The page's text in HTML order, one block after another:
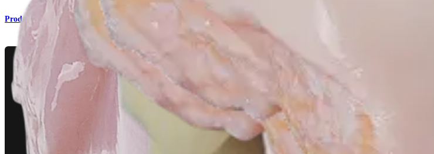
Producto